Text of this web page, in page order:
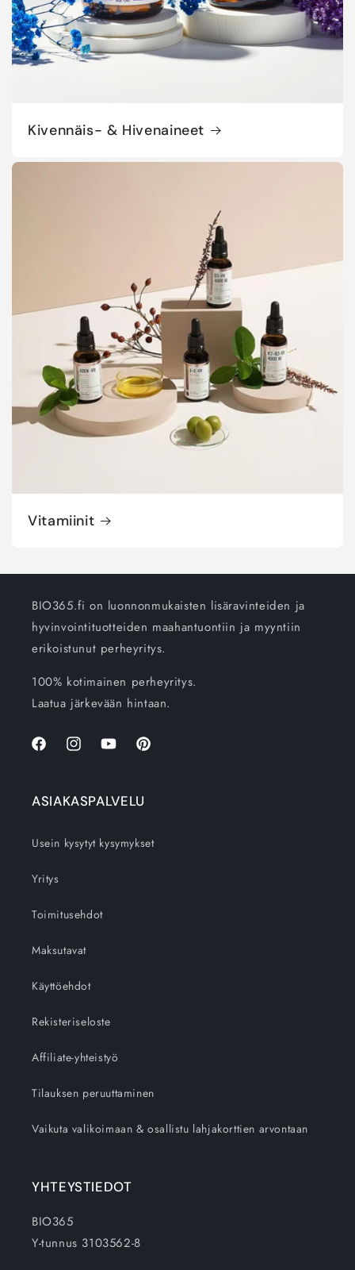
Kivennäis- & Hivenaineet
Vitamiinit
BIO365.fi on luonnonmukaisten lisäravinteiden ja
hyvinvointituotteiden maahantuontiin ja myyntiin
erikoistunut perheyritys.
100% kotimainen perheyritys.
Laatua järkevään hintaan.
FacebookInstagramYouTubePinterest
ASIAKASPALVELU
Usein kysytyt kysymykset
Yritys
Toimitusehdot
Maksutavat
Käyttöehdot
Rekisteriseloste
Affiliate-yhteistyö
Tilauksen peruuttaminen
Vaikuta valikoimaan & osallistu lahjakorttien arvontaan
YHTEYSTIEDOT
BIO365
Y-tunnus 3103562-8